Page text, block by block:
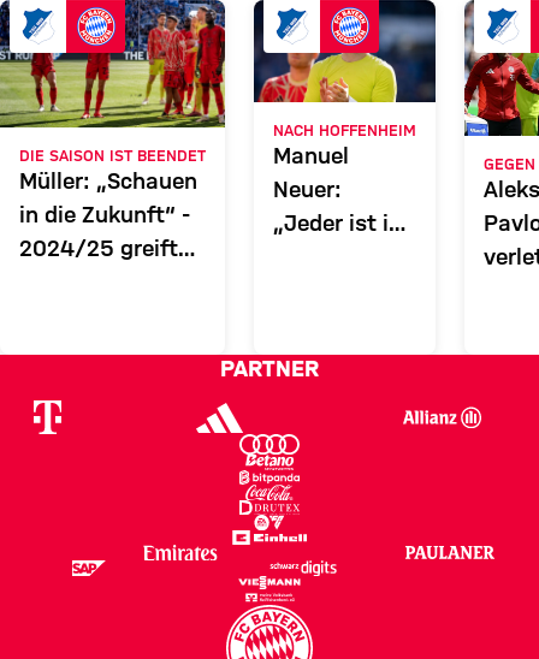
TSG
Zum Spielbericht
DIE SAISON IST BEENDET
Müller: „Schauen
in die Zukunft“ -
2024/25 greift
NACH HOFFENHEIM
Manuel
Neuer:
„Jeder ist in
PARTNER